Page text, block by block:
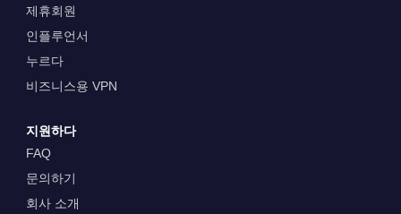
제휴회원
인플루언서
누르다
비즈니스용 VPN
지원하다
FAQ
문의하기
회사 소개